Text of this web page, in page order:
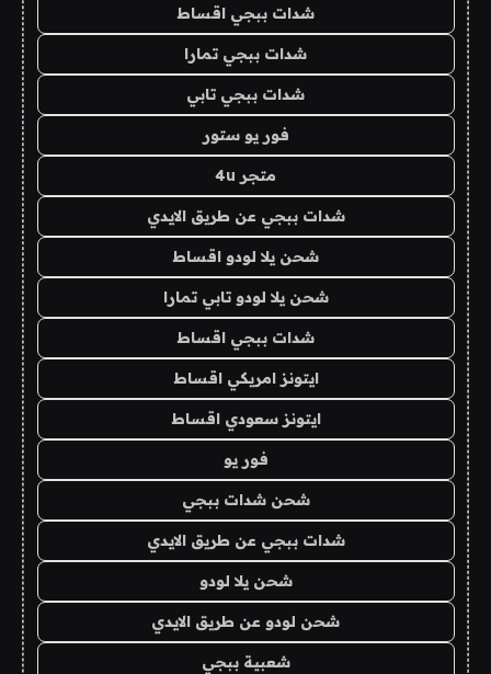
شدات ببجي اقساط
شدات ببجي تمارا
شدات ببجي تابي
فور يو ستور
متجر 4u
شدات ببجي عن طريق الايدي
شحن يلا لودو اقساط
شحن يلا لودو تابي تمارا
شدات ببجي اقساط
ايتونز امريكي اقساط
ايتونز سعودي اقساط
فور يو
شحن شدات ببجي
شدات ببجي عن طريق الايدي
شحن يلا لودو
شحن لودو عن طريق الايدي
شعبية ببجي